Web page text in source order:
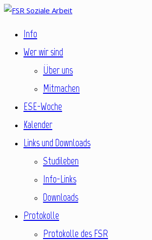
Springe
Inhalt
FSR Soziale Arbeit
Fachschaftsrat Soziale Arbeit
Info
Wer wir sind
Über uns
Mitmachen
ESE-Woche
Kalender
Links und Downloads
Studileben
Info-Links
Downloads
Protokolle
Protokolle des FSR